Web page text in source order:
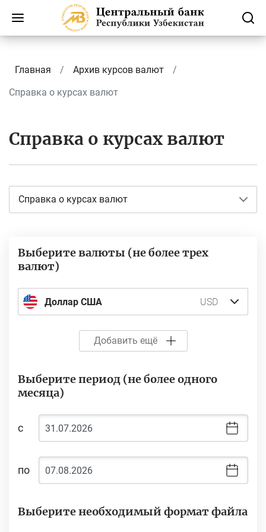
Главная
Архив курсов валют
Справка о курсах валют
Справка о курсах валют
Справка о курсах валют
Выберите валюты (не более трех
валют)
Доллар США USD
Добавить ещё
Выберите период (не более одного
месяца)
с
по
Выберите необходимый формат файла